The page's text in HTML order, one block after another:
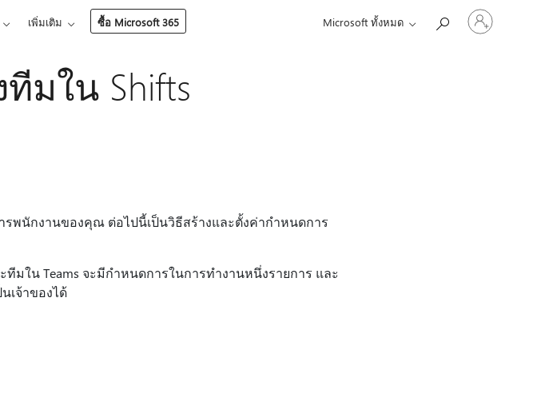
เพิ่มเติม ซื้อ Microsoft 365 Microsoft ทั้งหมด
ลงชื่อ
เข้า
มใน Shifts
พนักงานของคุณ ต่อไปนี้เป็นวิธีสร้างและตั้งค่ากําหนดการ
มใน Teams จะมีกําหนดการในการทํางานหนึ่งรายการ และ
เจ้าของได้